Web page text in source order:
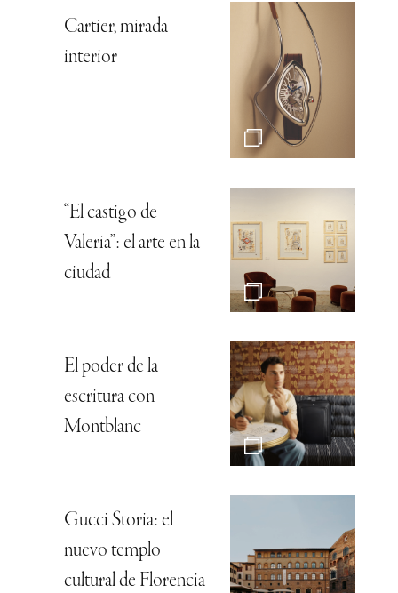
Cartier, mirada
interior
“El castigo de
Valeria”: el arte en la
ciudad
El poder de la
escritura con
Montblanc
Gucci Storia: el
nuevo templo
cultural de Florencia